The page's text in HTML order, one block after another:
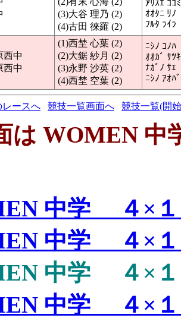
(3)大谷 理乃 (2)
(4)古田 徠羅 (2)
ｱﾘｽｴ ｺｺﾐ
ｵｵﾀﾆ ﾘﾉ
ﾌﾙﾀ ﾗｲﾗ
西中
西中
(1)西埜 心葉 (2)
(2)大鋸 紗月 (2)
(3)永野 沙英 (2)
(4)西埜 空葉 (2)
ﾆｼﾉ ｺﾉﾊ
ｵｵｶﾞ ｻﾂｷ
ﾅｶﾞﾉ ｻｴ
ﾆｼﾉ ｱｵﾊﾞ
レースへ 競技一覧画面へ 競技一覧(開
は WOMEN
中学 ４×１
中学 ４×１
中学 ４×１
中学 ４×１